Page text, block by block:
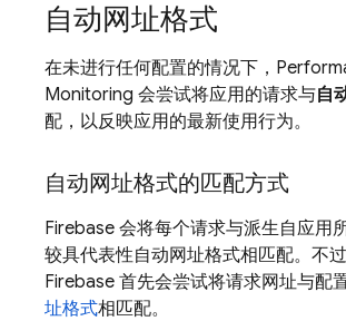
自动网址格式
在未进行任何配置的情况下，
Monitoring 会尝试将应用的请求与自
配，以反映应用的最新使用行为。
自动网址格式的匹配方式
Firebase 会将每个请求与派生自应用
较具代表性自动网址格式相匹配。不过
Firebase 首先会尝试将请求网址与配
址格式相匹配。